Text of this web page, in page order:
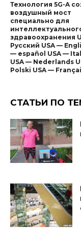
Технология 5G-A
воздушный мост
специально для
здравоохранения
Pусский USA —
— español USA —
USA — Nederlands
Polski USA —
СТАТЬИ ПО